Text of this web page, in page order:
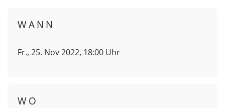
WANN
Fr., 25. Nov 2022, 18:00 Uhr
WO